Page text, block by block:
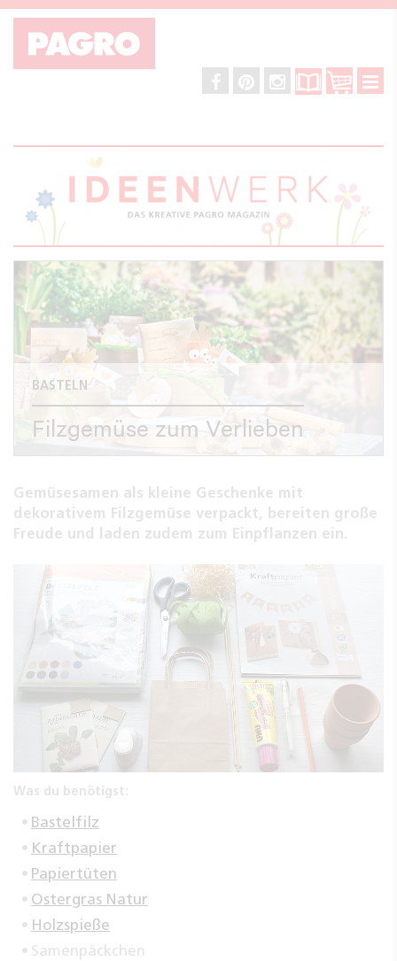
BASTELN
Filzgemüse zum Verlieben
Gemüsesamen als kleine Geschenke mit
dekorativem Filzgemüse verpackt, bereiten große
Freude und laden zudem zum Einpflanzen ein.
Was du benötigst:
Bastelfilz
Kraftpapier
Papiertüten
Ostergras Natur
Holzspieße
Samenpäckchen